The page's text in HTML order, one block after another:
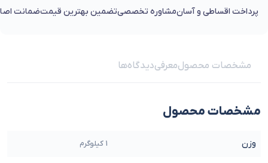
پرداخت اقساطی و آسانمشاوره تخصصیتضمین بهترین قیمتضمانت
مشخصات محصولمعرفیدیدگاه‌ها
مشخصات محصول
وزن 1 کیلوگرم